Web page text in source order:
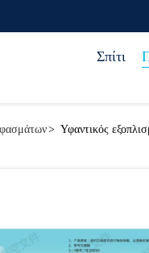
Σπίτι
> Υφαντικός